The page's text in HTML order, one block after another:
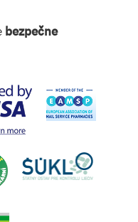
bezpečne